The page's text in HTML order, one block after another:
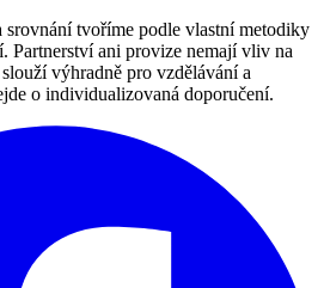
srovnání tvoříme podle vlastní metodiky
Partnerství ani provize nemají vliv na
výhradně pro vzdělávání a
o individualizovaná doporučení.